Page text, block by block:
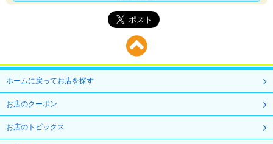
ホームに戻ってお店を探す
お店のクーポン
お店のトピックス